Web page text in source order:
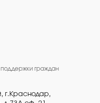
граждан
г.Краснодар,